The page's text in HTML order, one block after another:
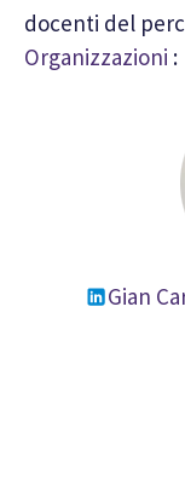
docenti del
Organizzazioni :
Gian